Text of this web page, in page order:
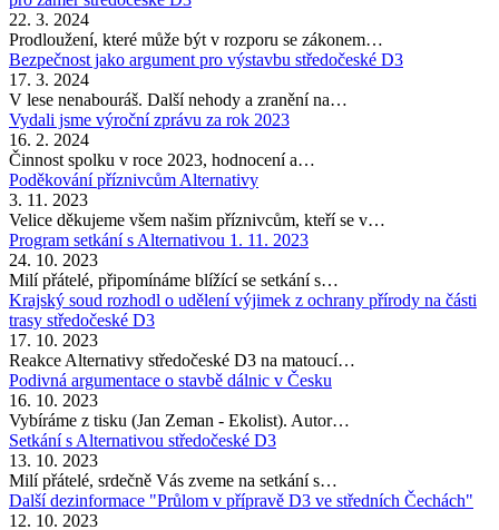
22. 3. 2024
Prodloužení, které může být v rozporu se zákonem…
Bezpečnost jako argument pro výstavbu středočeské D3
17. 3. 2024
V lese nenabouráš. Další nehody a zranění na…
Vydali jsme výroční zprávu za rok 2023
16. 2. 2024
Činnost spolku v roce 2023, hodnocení a…
Poděkování příznivcům Alternativy
3. 11. 2023
Velice děkujeme všem našim příznivcům, kteří se v…
Program setkání s Alternativou 1. 11. 2023
24. 10. 2023
Milí přátelé, připomínáme blížící se setkání s…
Krajský soud rozhodl o udělení výjimek z ochrany přírody na části
trasy středočeské D3
17. 10. 2023
Reakce Alternativy středočeské D3 na matoucí…
Podivná argumentace o stavbě dálnic v Česku
16. 10. 2023
Vybíráme z tisku (Jan Zeman - Ekolist). Autor…
Setkání s Alternativou středočeské D3
13. 10. 2023
Milí přátelé, srdečně Vás zveme na setkání s…
Další dezinformace "Průlom v přípravě D3 ve středních Čechách"
12. 10. 2023